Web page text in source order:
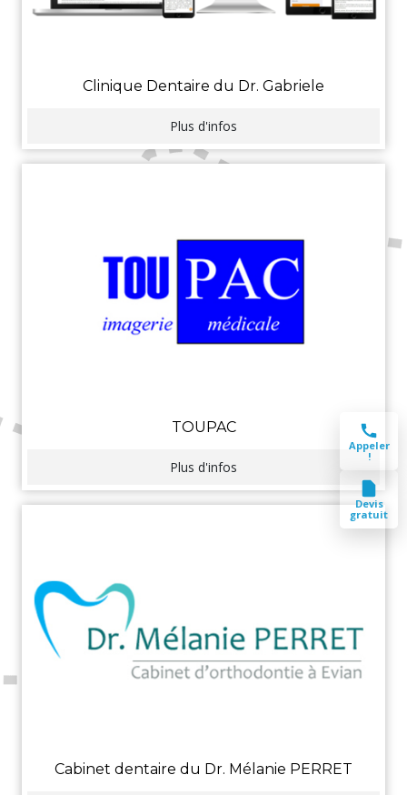
Clinique Dentaire du Dr. Gabriele
Plus d'infos
TOUPAC
Plus d'infos
Cabinet dentaire du Dr. Mélanie PERRET
Appeler
!
Devis
gratuit